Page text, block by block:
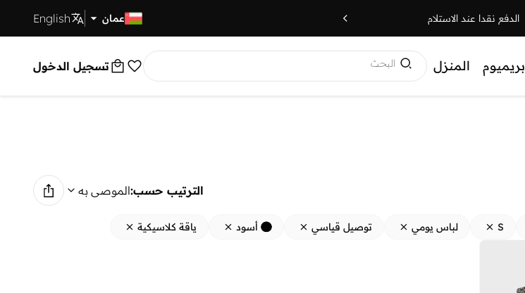
الدفع نقدا عند الاستلام عمان English
بريميوم المنزل البحث تسجيل الدخول
الترتيب حسب:الموصى به
S لباس يومي توصيل قياسي أسود ياقة كلاسيكية